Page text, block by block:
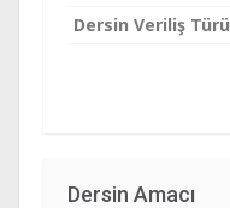
Dersin Veriliş Türü
Dersin Amacı